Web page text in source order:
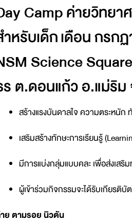
Camp ค่ายวิทยา
หรับเด็ก เดือน กรก
Science
ต.ดอนแก้ว อ.แม่ริม
สร้างแรงบันดาลใจ ความตระหนั
เสริมสร้างทักษะการเรียนรู้
มีการแบ่งกลุ่มแบบคละ เพื่อส่งเส
ผู้เข้าร่วมกิจกรรมจะได้รับเกียรติ
ย ตามรอย นิวตัน